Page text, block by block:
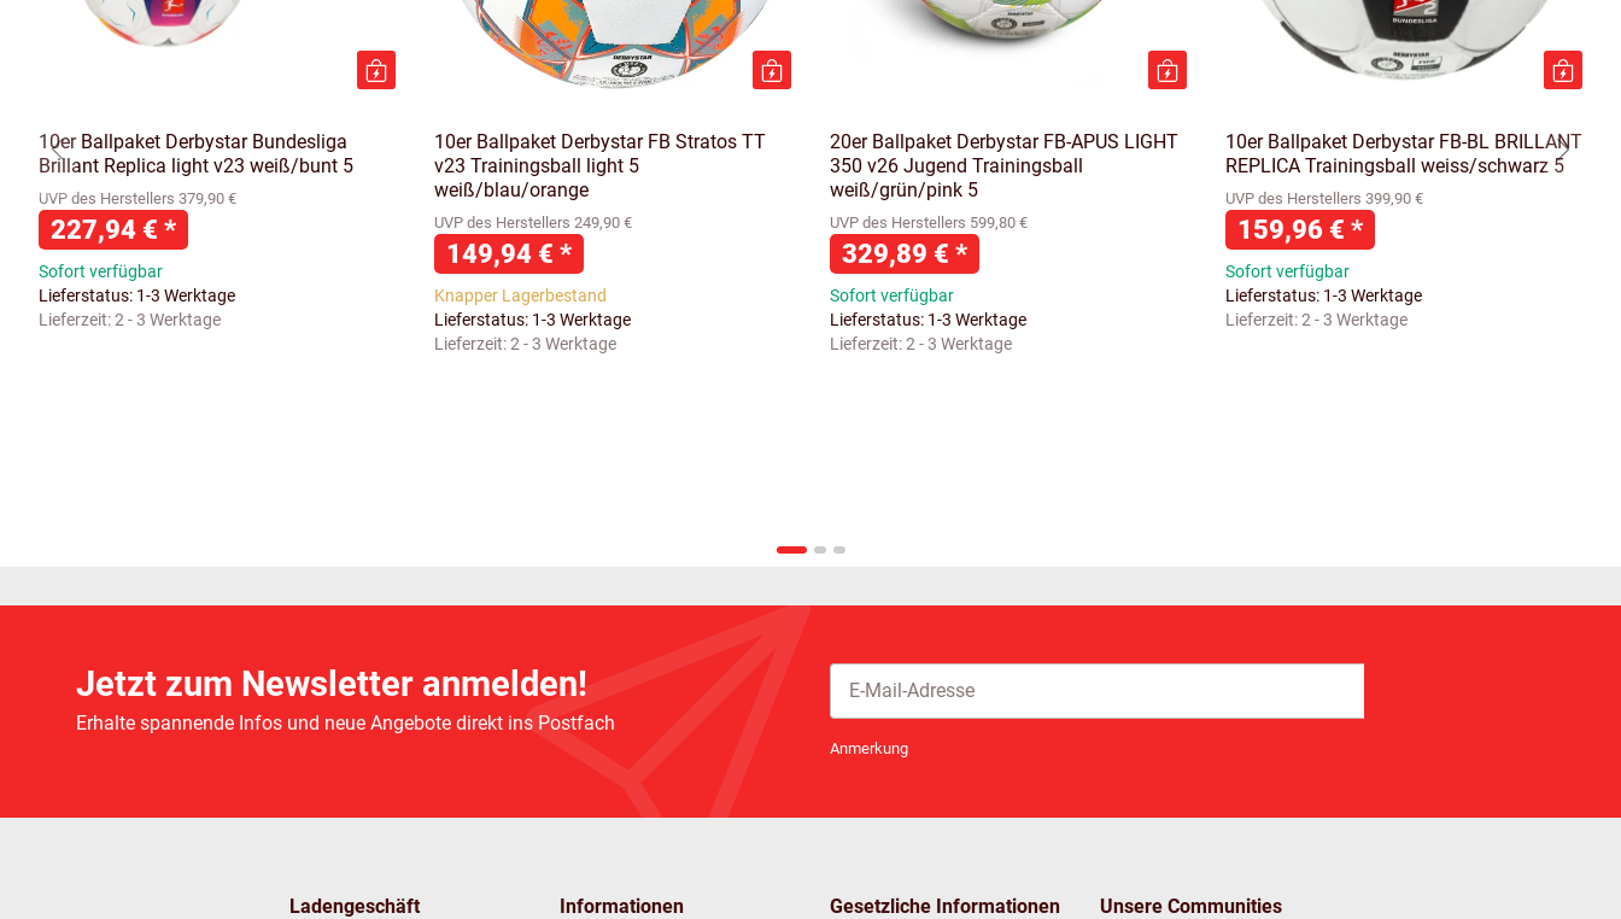
10er Ballpaket Derbystar Bundesliga
Brillant Replica light v23 weiß/bunt 5
UVP des Herstellers 379,90 €
227,94 € *
Sofort verfügbar
Lieferstatus: 1-3 Werktage
Lieferzeit:2 - 3 Werktage
10er Ballpaket Derbystar FB Stratos TT
v23 Trainingsball light 5
weiß/blau/orange
UVP des Herstellers 249,90 €
149,94 € *
Knapper Lagerbestand
Lieferstatus: 1-3 Werktage
Lieferzeit:2 - 3 Werktage
20er Ballpaket Derbystar FB-APUS LIGHT
350 v26 Jugend Trainingsball
weiß/grün/pink 5
UVP des Herstellers 599,80 €
329,89 € *
Sofort verfügbar
Lieferstatus: 1-3 Werktage
Lieferzeit:2 - 3 Werktage
10er Ballpaket Derbystar FB-BL BRILLANT
REPLICA Trainingsball weiss/schwarz 5
UVP des Herstellers 399,90 €
159,96 € *
Sofort verfügbar
Lieferstatus: 1-3 Werktage
Lieferzeit:2 - 3 Werktage
Jetzt zum Newsletter anmelden!
Erhalte spannende Infos und neue Angebote direkt ins Postfach
Anmerkung
Ladengeschäft Informationen Gesetzliche Informationen Unsere Communities